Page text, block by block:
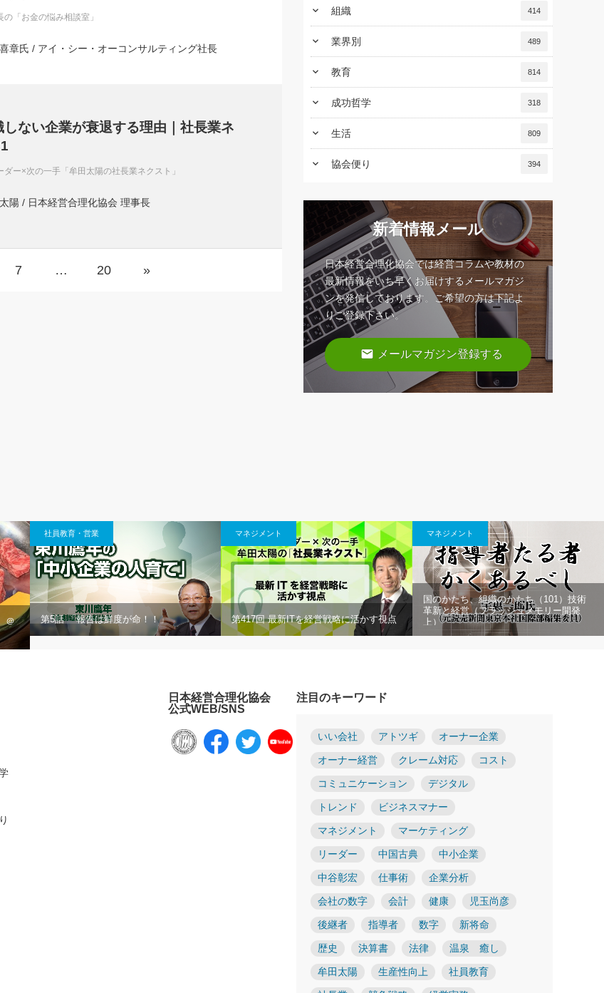
の「お金の悩み相談室」
章氏 / アイ・シー・オーコンサルティング社長
しない企業が衰退する理由｜社長業ネ
ダー×次の一手「牟田太陽の社長業ネクスト」
陽 / 日本経営合理化協会 理事長
7 … 20 »
keyboard_arrow_down 組織 414
keyboard_arrow_down 業界別 489
keyboard_arrow_down 教育 814
keyboard_arrow_down 成功哲学 318
keyboard_arrow_down 生活 809
keyboard_arrow_down 協会便り 394
新着情報メール
日本経営合理化協会では経営コラムや教材の
最新情報をいち早くお届けするメールマガジ
ンを発信しております。ご希望の方は下記よ
りご登録下さい。
email メールマガジン登録する
＠
社員教育・営業
第5話 「報告は鮮度が命！！」
マネジメント
第417回 最新ITを経営戦略に活かす視点
マネジメント
国のかたち、組織のかたち（101）技術
革新と経営（フラッシュメモリー開発
上）
注目のキーワード
いい会社 アトツギ オーナー企業
オーナー経営 クレーム対応 コスト
コミュニケーション デジタル
トレンド ビジネスマナー
マネジメント マーケティング
リーダー 中国古典 中小企業
中谷彰宏 仕事術 企業分析
会社の数字 会計 健康 児玉尚彦
後継者 指導者 数字 新将命
歴史 決算書 法律 温泉 癒し
牟田太陽 生産性向上 社員教育
日本経営合理化協会
公式WEB/SNS